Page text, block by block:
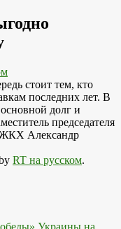
стоит тем, кто
последних лет. В
долг и
председателя
ЖКХ Александр
RT на русском.